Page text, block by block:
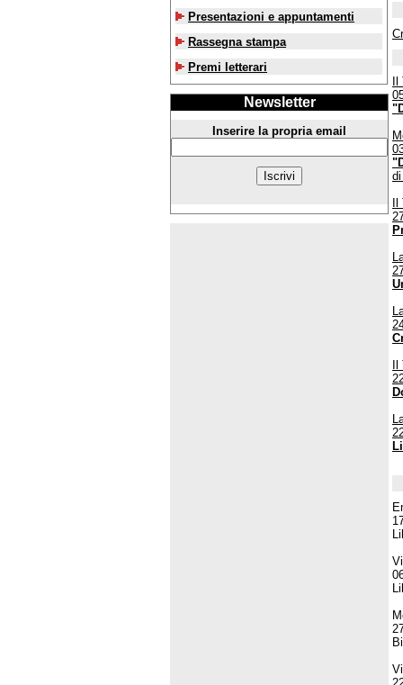
Presentazioni e appuntamenti
Rassegna stampa
Premi letterari
Newsletter
Inserire la propria email